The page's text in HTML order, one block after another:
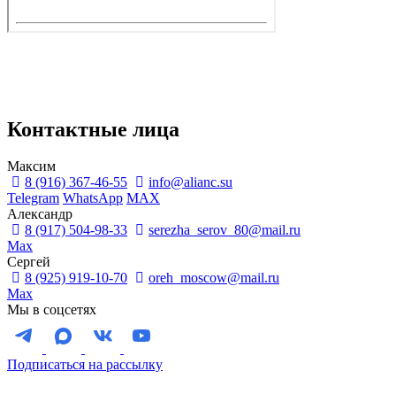
Контактные лица
Максим
8 (916) 367-46-55
info@alianc.su
Telegram WhatsApp MAX
Александр
8 (917) 504-98-33
serezha_serov_80@mail.ru
Max
Сергей
8 (925) 919-10-70
oreh_moscow@mail.ru
Max
Мы в соцсетях
Подписаться на рассылку